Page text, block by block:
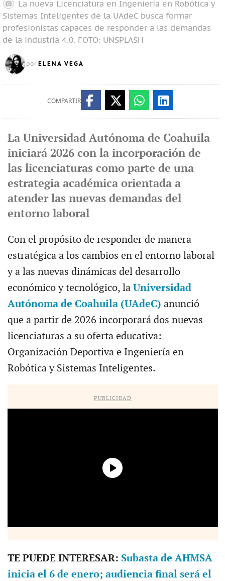
La nueva Licenciatura en Ingeniería en Robótica y
Sistemas Inteligentes de la UAdeC busca formar
profesionistas capaces de responder a las demandas
de la industria 4.0. FOTO: UNSPLASH
por ELENA VEGA
COMPARTIR
La Universidad Autónoma de Coahuila
iniciará 2026 con la incorporación de
las licenciaturas como parte de una
estrategia académica orientada a
atender las nuevas demandas del
entorno laboral
Con el propósito de responder de manera
estratégica a los cambios en el entorno laboral
y a las nuevas dinámicas del desarrollo
económico y tecnológico, la Universidad
Autónoma de Coahuila (UAdeC) anunció
que a partir de 2026 incorporará dos nuevas
licenciaturas a su oferta educativa:
Organización Deportiva e Ingeniería en
Robótica y Sistemas Inteligentes.
PUBLICIDAD
TE PUEDE INTERESAR: Subasta de AHMSA
inicia el 6 de enero; audiencia final será el